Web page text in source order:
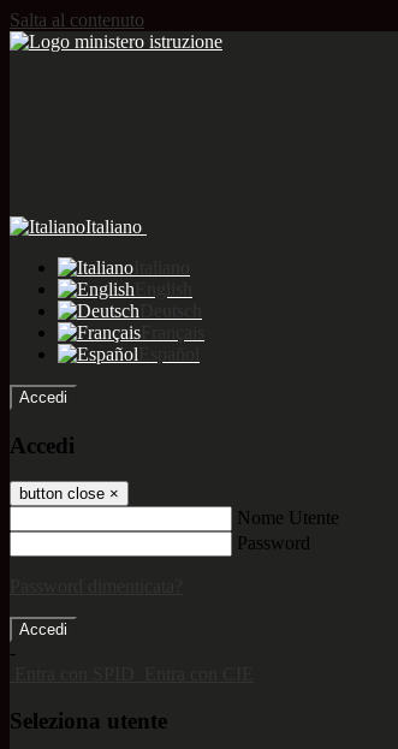
Salta al contenuto
Italiano
Accedi
Accedi
button close ×
Nome Utente
Password
-
Seleziona utente